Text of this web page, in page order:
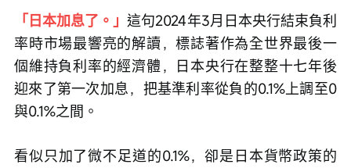
「日本加息了。」這句2024年3月日本央行結束負利
率時市場最響亮的解讀，標誌著作為全世界最後一
個維持負利率的經濟體，日本央行在整整十七年後
迎來了第一次加息，把基準利率從負的0.1%上調至0
與0.1%之間。
看似只加了微不足道的0.1%，卻是日本貨幣政策的